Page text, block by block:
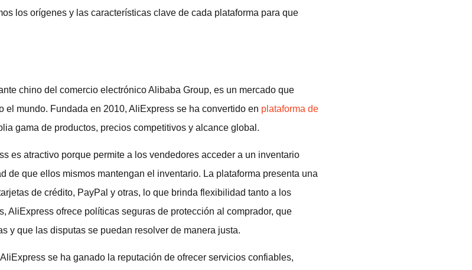
los orígenes y las características clave de cada plataforma para que
chino del comercio electrónico Alibaba Group, es un mercado que
el mundo. Fundada en 2010, AliExpress se ha convertido en plataforma de
gama de productos, precios competitivos y alcance global.
es atractivo porque permite a los vendedores acceder a un inventario
de que ellos mismos mantengan el inventario. La plataforma presenta una
de crédito, PayPal y otras, lo que brinda flexibilidad tanto a los
AliExpress ofrece políticas seguras de protección al comprador, que
y que las disputas se puedan resolver de manera justa.
se ha ganado la reputación de ofrecer servicios confiables,